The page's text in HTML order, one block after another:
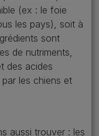
(ex : le foie
les pays), soit à
sont
de nutriments,
des acides
les chiens et
aussi trouver : les